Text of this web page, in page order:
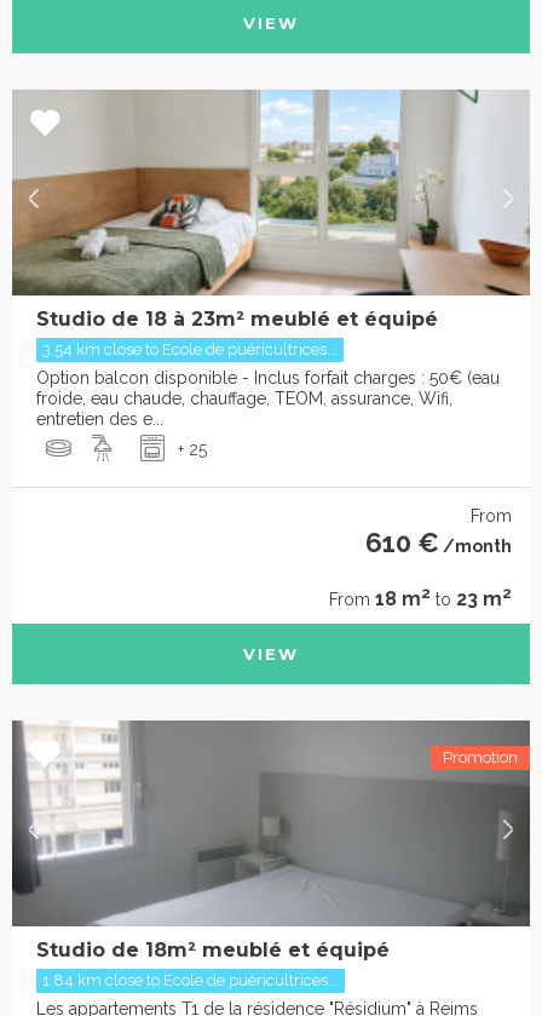
VIEW
Studio de 18 à 23m² meublé et équipé
3.54 km close to Ecole de puéricultrices...
Option balcon disponible - Inclus forfait charges : 50€ (eau
froide, eau chaude, chauffage, TEOM, assurance, Wifi,
entretien des e...
+ 25
From
610 € /month
From 18 m2 to 23 m2
VIEW
Studio de 18m² meublé et équipé
1.84 km close to Ecole de puéricultrices...
Les appartements T1 de la résidence "Résidium" à Reims